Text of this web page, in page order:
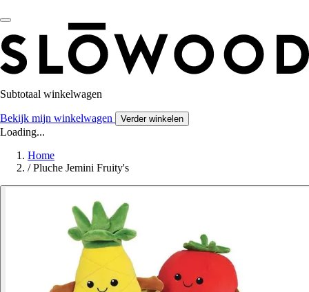
Subtotaal winkelwagen
Bekijk mijn winkelwagen Verder winkelen
Loading...
Home
/ Pluche Jemini Fruity's